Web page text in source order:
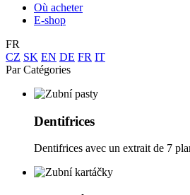
Où acheter
E-shop
FR
CZ SK EN DE FR IT
Par Catégories
Dentifrices
Dentifrices avec un extrait de 7